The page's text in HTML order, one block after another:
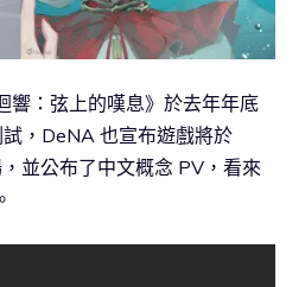
響：弦上的嘆息》於去年年底
，DeNA 也宣布遊戲將於
並公布了中文概念 PV，看來